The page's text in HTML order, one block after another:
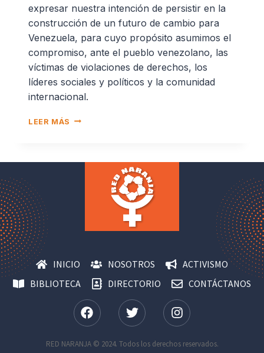
expresar nuestra intención de persistir en la
construcción de un futuro de cambio para
Venezuela, para cuyo propósito asumimos el
compromiso, ante el pueblo venezolano, las
víctimas de violaciones de derechos, los
líderes sociales y políticos y la comunidad
internacional.
LEER MÁS
INICIO NOSOTROS
ACTIVISMO
BIBLIOTECA
DIRECTORIO CONTÁCTANOS
RED NARANJA © 2024. Todos los derechos reservados.